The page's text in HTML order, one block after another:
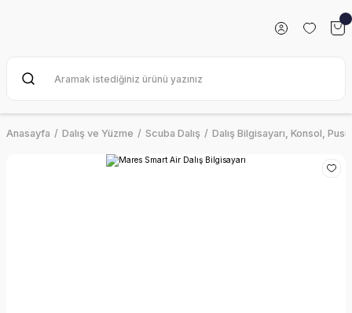
Anasayfa Dalış ve Yüzme Scuba Dalış Dalış Bilgisayarı, Konsol,